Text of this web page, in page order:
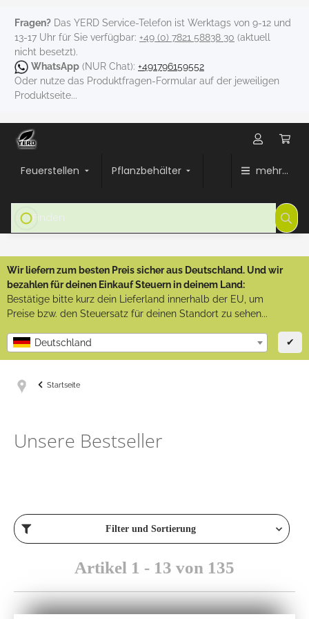
Fragen? Das YERD Service-Telefon ist Werktags von 9-12 und
13-17 Uhr für Sie verfügbar: +49 (0) 7821 58838 30 (aktuell
nicht besetzt).
WhatsApp (NUR Chat): +491796159552
Oder nutze das Produktfragen-Formular auf der jeweiligen
Produktseite...
Feuerstellen Pflanzbehälter mehr...
Wir liefern zum besten Preis sicher aus Deutschland. Und wir
bezahlen für deinen Einkauf Steuern in deinem Land:
Bestätige bitte kurz dein Lieferland innerhalb der EU, um
Preise bzw. den Steuersatz für deinen Standort zu sehen...
Deutschland ✔
Startseite
Unsere Bestseller
Filter und Sortierung
Artikel 1 - 13 von 135